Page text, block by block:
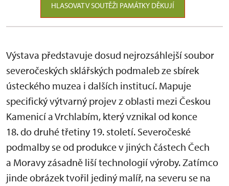
HLASOVAT V SOUTĚŽI PAMÁTKY DĚKUJÍ
Výstava představuje dosud nejrozsáhlejší soubor
severočeských sklářských podmaleb ze sbírek
ústeckého muzea i dalších institucí. Mapuje
specifický výtvarný projev z oblasti mezi Českou
Kamenicí a Vrchlabím, který vznikal od konce
18. do druhé třetiny 19. století. Severočeské
podmalby se od produkce v jiných částech Čech
a Moravy zásadně liší technologií výroby. Zatímco
jinde obrázek tvořil jediný malíř, na severu se na